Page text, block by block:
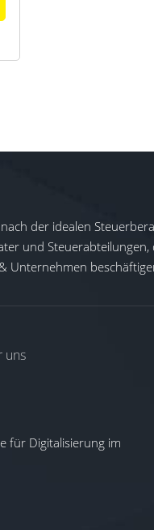
der idealen
und
Unternehmen
uns
für Digitalisierung im